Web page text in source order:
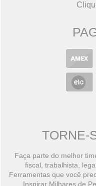
TORNE-
Faça parte do melhor
fiscal, trabalhista,
Ferramentas que você
Inspirar Milhares de